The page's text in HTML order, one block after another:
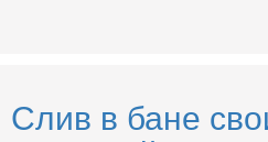
Слив в бане